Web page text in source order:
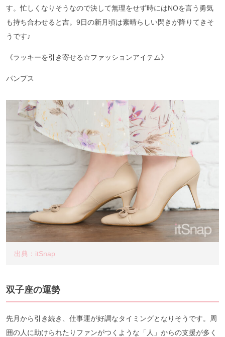
す。忙しくなりそうなので決して無理をせず時にはNOを言う勇気
も持ち合わせると吉。9日の新月頃は素晴らしい閃きが降りてきそ
うです♪
《ラッキーを引き寄せる☆ファッションアイテム》
パンプス
出典：itSnap
双子座の運勢
先月から引き続き、仕事運が好調なタイミングとなりそうです。周
囲の人に助けられたりファンがつくような「人」からの支援が多く